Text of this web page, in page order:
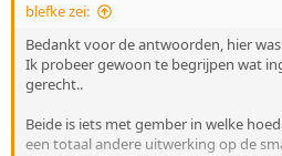
blefke zei:
Bedankt voor de antwoorden, hier
Ik probeer gewoon te begrijpen wat
gerecht..
Beide is iets met gember in welke
een totaal andere uitwerking op de